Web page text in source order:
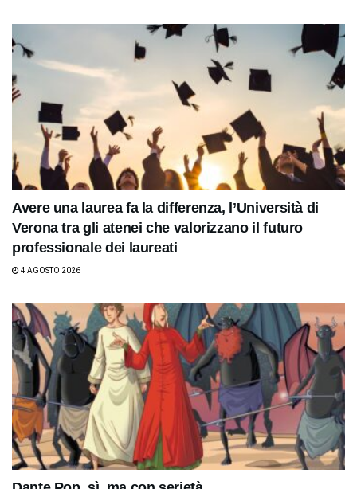
Avere una laurea fa la differenza, l’Università di
Verona tra gli atenei che valorizzano il futuro
professionale dei laureati
4 AGOSTO 2026